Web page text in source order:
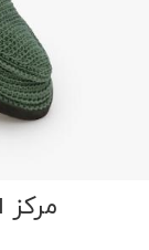
مرکز